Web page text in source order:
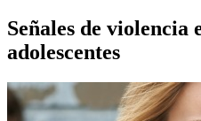
Señales de violencia
adolescentes